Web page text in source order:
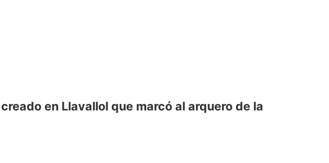
en Llavallol que marcó al arquero de la